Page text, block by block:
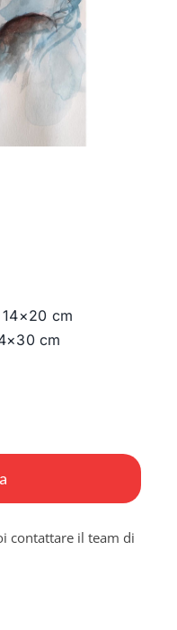
cm
cm
contattare il team di